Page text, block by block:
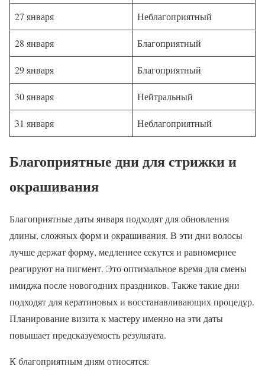
27 января Неблагоприятный
28 января Благоприятный
29 января Благоприятный
30 января Нейтральный
31 января Неблагоприятный
Благоприятные дни для стрижки и
окрашивания
Благоприятные даты января подходят для обновления
длины, сложных форм и окрашивания. В эти дни волосы
лучше держат форму, медленнее секутся и равномернее
реагируют на пигмент. Это оптимальное время для смены
имиджа после новогодних праздников. Также такие дни
подходят для кератиновых и восстанавливающих процедур.
Планирование визита к мастеру именно на эти даты
повышает предсказуемость результата.
К благоприятным дням относятся: